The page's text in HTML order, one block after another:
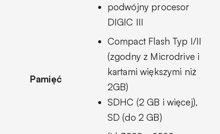
podwójny procesor
DIGIC III
Pamięć
Compact Flash Typ I/II
(zgodny z Microdrive i
kartami większymi niż
2GB)
SDHC (2 GB i więcej),
SD (do 2 GB)